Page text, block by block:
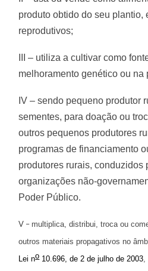
produto obtido do seu plantio,
reprodutivos;
III – utiliza a cultivar como
melhoramento genético ou na
IV – sendo pequeno produtor
sementes, para doação ou
outros pequenos produtores
programas de financiamento
produtores rurais, conduzidos
organizações não-
Poder Público.
V – multiplica, distribui, troca ou
outros materiais propagativos no
Lei no10.696, de 2 de julho de 2003,